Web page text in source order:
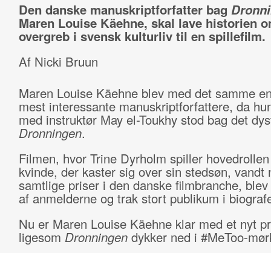
Den danske manuskriptforfatter bag
Maren Louise Käehne, skal lave historien
overgreb i svensk kulturliv til en spillefilm.
Af Nicki Bruun
Maren Louise Käehne blev med det samme
mest interessante manuskriptforfattere, da
med instruktør May el-Toukhy stod bag det
Dronningen.
Filmen, hvor Trine Dyrholm spiller
kvinde, der kaster sig over sin stedsøn,
samtlige priser i den danske filmbranche,
af anmelderne og trak stort publikum i
Nu er Maren Louise Käehne klar med et nyt
ligesom Dronningendykker ned i #MeToo-